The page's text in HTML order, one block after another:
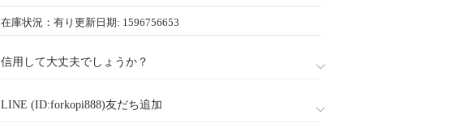
在庫状況：有り 更新日期: 1596756653
信用して大丈夫でしょうか？
LINE (ID:forkopi888)友だち追加